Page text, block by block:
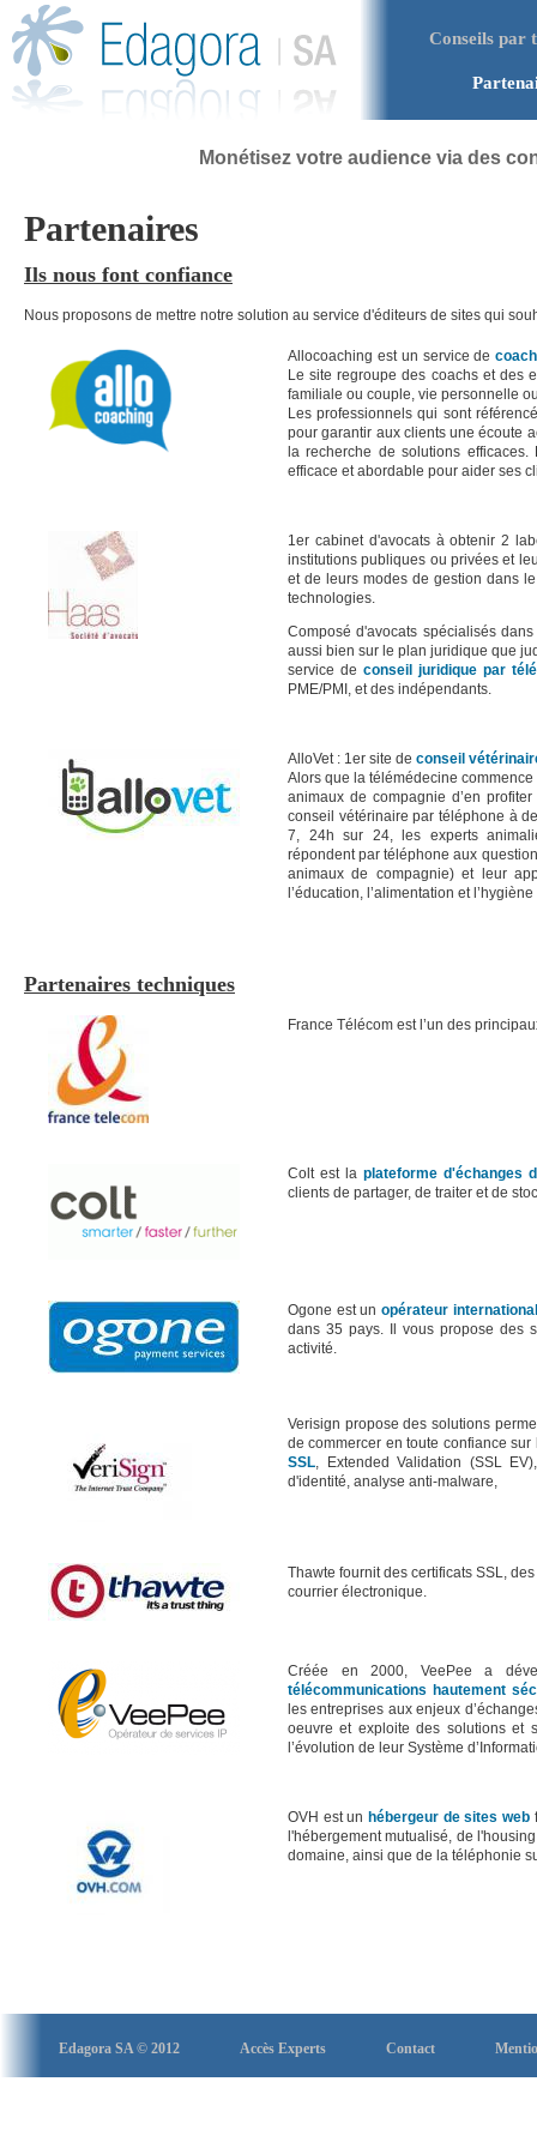
Aller au contenu principal
Conseils par
Monétisez votre audience via des
Vous êtes ici
Partenaires
Ils nous font confiance
Nous proposons de mettre notre solution au service d'éditeurs de sites qui
Allocoaching est un service de
Le site regroupe des coachs et des
familiale ou couple, vie personnelle
Les professionnels qui sont
pour garantir aux clients une écoute
la recherche de solutions
efficace et abordable pour aider ses
1er cabinet d'avocats à obtenir 2
institutions publiques ou privées et
et de leurs modes de gestion dans
technologies.
Composé d'avocats spécialisés
aussi bien sur le plan juridique que
service deconseil juridique par
PME/PMI, et des indépendants.
AlloVet : 1er site de conseil
Alors que la télémédecine
animaux de compagnie d’en
conseil vétérinaire par téléphone à
7, 24h sur 24, les experts
répondent par téléphone aux
animaux de compagnie) et leur
l’éducation, l’alimentation et
Partenaires techniques
France Télécom est l’un des
Colt est la plateforme d'échanges
clients de partager, de traiter et de
Ogone est unopérateur
dans 35 pays. Il vous propose des
activité.
Verisign propose des solutions
de commercer en toute confiance
SSL, Extended Validation (SSL
d'identité, analyse anti-malware,
Thawte fournit des certificats SSL,
courrier électronique.
Créée en 2000, VeePee a
télécommunications hautement
les entreprises aux enjeux
oeuvre et exploite des solutions et
l’évolution de leur Système
OVH est un hébergeur de sites web
l'hébergement mutualisé, de
domaine, ainsi que de la téléphonie
Edagora SA © 2012 Accès Experts Contact